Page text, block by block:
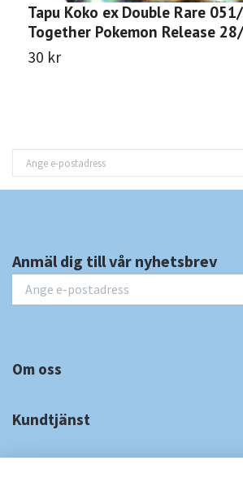
Tapu Koko ex Double Rare
Together Pokemon Release
30 kr
Anmäl dig till vår nyhetsbrev
Om oss
Kundtjänst